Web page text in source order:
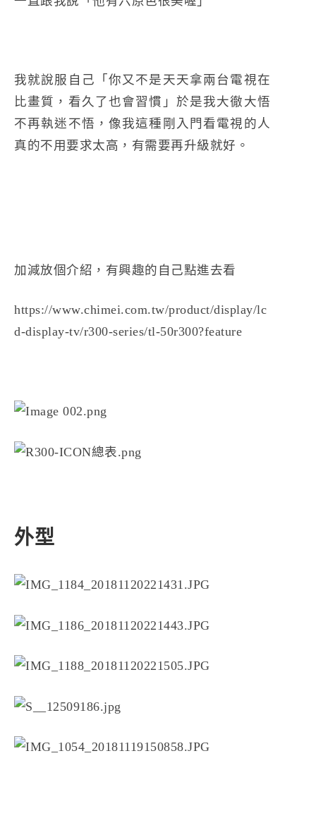
我就說服自己「你又不是天天拿兩台電視在
比畫質，看久了也會習慣」於是我大徹大悟
不再執迷不悟，像我這種剛入門看電視的人
真的不用要求太高，有需要再升級就好。
加減放個介紹，有興趣的自己點進去看
https://www.chimei.com.tw/product/display/lc
d-display-tv/r300-series/tl-50r300?feature
外型